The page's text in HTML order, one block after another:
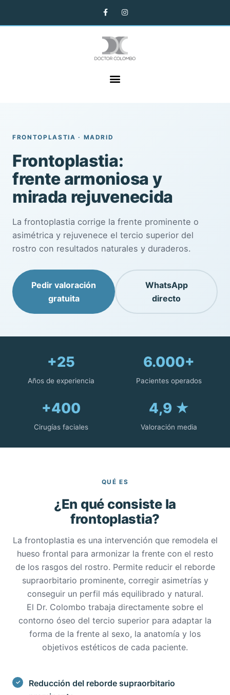
FRONTOPLASTIA · MADRID
Frontoplastia:
frente armoniosa y
mirada rejuvenecida
La frontoplastia corrige la frente prominente o
asimétrica y rejuvenece el tercio superior del
rostro con resultados naturales y duraderos.
Pedir valoración
gratuita
WhatsApp
directo
+25
Años de experiencia
6.000+
Pacientes operados
+400
Cirugías faciales
4,9 ★
Valoración media
QUÉ ES
¿En qué consiste la
frontoplastia?
La frontoplastia es una intervención que remodela el
hueso frontal para armonizar la frente con el resto
de los rasgos del rostro. Permite reducir el reborde
supraorbitario prominente, corregir asimetrías y
conseguir un perfil más equilibrado y natural.
El Dr. Colombo trabaja directamente sobre el
contorno óseo del tercio superior para adaptar la
forma de la frente al sexo, la anatomía y los
objetivos estéticos de cada paciente.
Reducción del reborde supraorbitario